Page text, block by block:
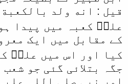
قیل : انه ولد
علیؓ کعبہ میں پیدا
کے مقابل میں ایک
کیا اور اس میں علیؓ
جگہ بتلائی گئی جو
اور نبی صلی اللہ